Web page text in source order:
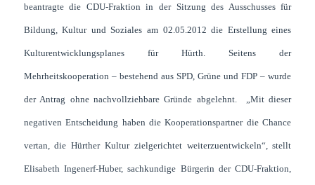
beantragte die CDU-Fraktion in der Sitzung des Ausschusses für
Bildung, Kultur und Soziales am 02.05.2012 die Erstellung eines
Kulturentwicklungsplanes für Hürth. Seitens der
Mehrheitskooperation – bestehend aus SPD, Grüne und FDP – wurde
der Antrag ohne nachvollziehbare Gründe abgelehnt. „Mit dieser
negativen Entscheidung haben die Kooperationspartner die Chance
vertan, die Hürther Kultur zielgerichtet weiterzuentwickeln“, stellt
Elisabeth Ingenerf-Huber, sachkundige Bürgerin der CDU-Fraktion,